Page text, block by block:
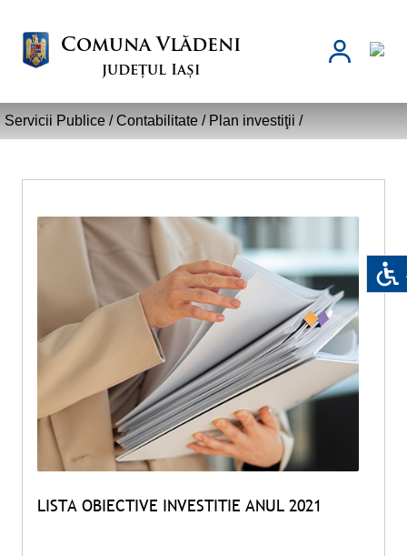
Comuna Vlădeni
județul Iași
Servicii Publice /Contabilitate/ Plan investiţii /
LISTA OBIECTIVE INVESTITIE ANUL 2021